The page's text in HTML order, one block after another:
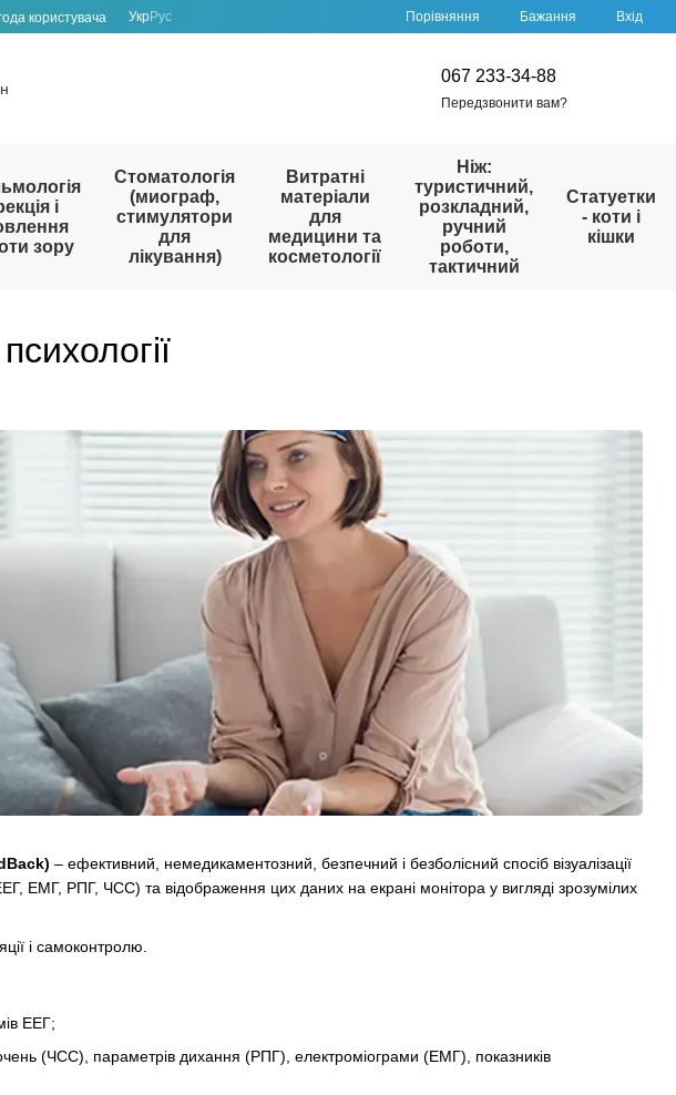
користувача УкрРус Порівняння Бажання Вхід
067 233-34-88
Передзвонити вам?
і
зору
Стоматологія
(миограф,
стимулятори
для
лікування)
Витратні
матеріали
для
медицини та
косметології
Ніж:
туристичний,
розкладний,
ручний
роботи,
тактичний
Статуетки
- коти і
кішки
– ефективний, немедикаментозний, безпечний і безболісний спосіб візуалізації
ЕМГ, РПГ, ЧСС) та відображення цих даних на екрані монітора у вигляді зрозумілих
і самоконтролю.
ЕЕГ;
(ЧСС), параметрів дихання (РПГ), електроміограми (ЕМГ), показників